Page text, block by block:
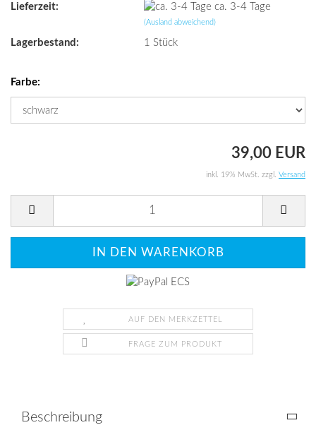
Lieferzeit:
ca. 3-4 Tage
(Ausland abweichend)
Lagerbestand: 1Stück
Farbe:
39,00 EUR
inkl. 19% MwSt. zzgl. Versand
AUF DEN MERKZETTEL
FRAGE ZUM PRODUKT
Beschreibung